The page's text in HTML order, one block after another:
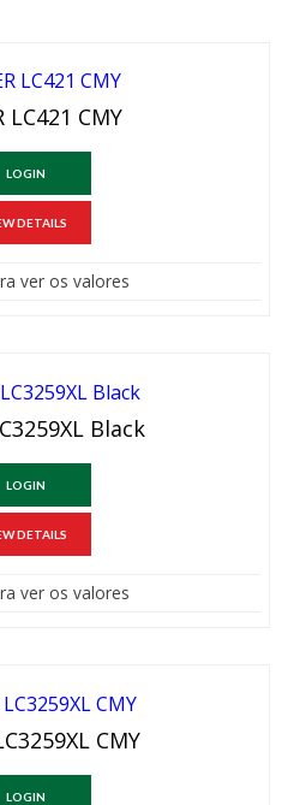
LC421 CMY
LOGIN
DETAILS
ver os valores
Black
LOGIN
DETAILS
ver os valores
CMY
LOGIN